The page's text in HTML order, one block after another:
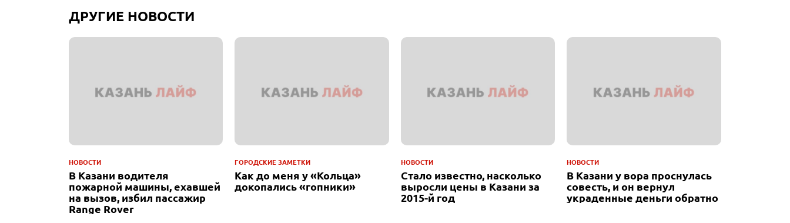
ДРУГИЕ НОВОСТИ
НОВОСТИ
В Казани водителя
пожарной машины, ехавшей
на вызов, избил пассажир
Range Rover
ГОРОДСКИЕ ЗАМЕТКИ
Как до меня у «Кольца»
докопались «гопники»
НОВОСТИ
Стало известно, насколько
выросли цены в Казани за
2015-й год
НОВОСТИ
В Казани у вора проснулась
совесть, и он вернул
украденные деньги обратно